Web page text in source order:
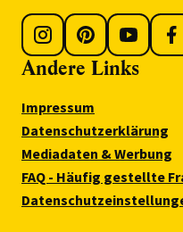
Andere Links
Impressum
Datenschutzerklärung
Mediadaten & Werbung
FAQ - Häufig gestellte